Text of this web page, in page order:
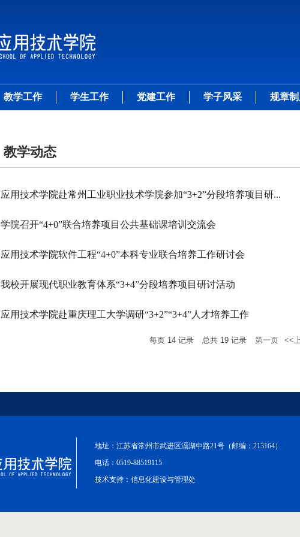
教学工作 学生工作 党建工作 学子风采 规章
教学动态
应用技术学院赴常州工业职业技术学院参加“3+2”分段培养项目研...
学院召开“4+0”联合培养项目公共基础课培训交流会
应用技术学院软件工程“4+0”本科专业联合培养工作研讨会
我校开展现代职业教育体系“3+4”分段培养项目研讨活动
应用技术学院赴重庆理工大学调研“3+2”“3+4”人才培养工作
每页 14 记录 总共 19 记录 第一页 <<
地址：江苏省常州市武进区滆湖中路21号（邮编：213164）
电话：0519-88519115
技术支持： 信息化建设与管理处